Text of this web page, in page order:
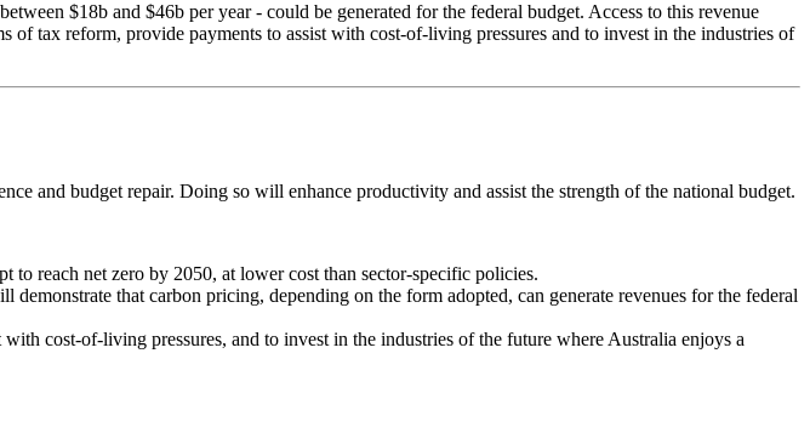
$18b and $46b per year - could be generated for the federal budget. Access to this revenue
tax reform, provide payments to assist with cost-of-living pressures and to invest in the industries of
that carbon pricing, depending on the form adopted, can generate revenues for the federal
cost-of-living pressures, and to invest in the industries of the future where Australia enjoys a